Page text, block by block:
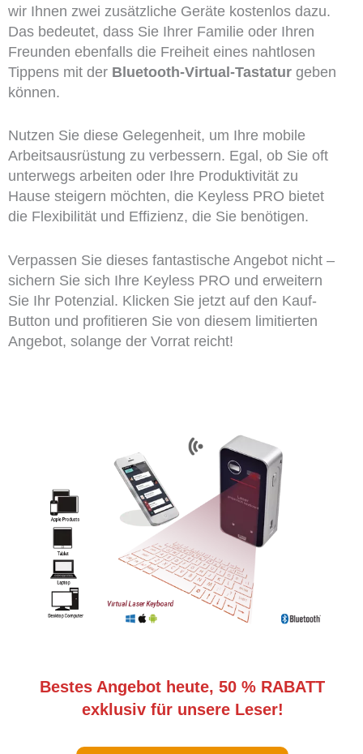
wir Ihnen zwei zusätzliche Geräte kostenlos dazu.
Das bedeutet, dass Sie Ihrer Familie oder Ihren
Freunden ebenfalls die Freiheit eines nahtlosen
Tippens mit der Bluetooth-Virtual-Tastaturgeben
können.
Nutzen Sie diese Gelegenheit, um Ihre mobile
Arbeitsausrüstung zu verbessern. Egal, ob Sie oft
unterwegs arbeiten oder Ihre Produktivität zu
Hause steigern möchten, die Keyless PRO bietet
die Flexibilität und Effizienz, die Sie benötigen.
Verpassen Sie dieses fantastische Angebot nicht –
sichern Sie sich Ihre Keyless PRO und erweitern
Sie Ihr Potenzial. Klicken Sie jetzt auf den Kauf-
Button und profitieren Sie von diesem limitierten
Angebot, solange der Vorrat reicht!
Bestes Angebot heute, 50 % RABATT
exklusiv für unsere Leser!